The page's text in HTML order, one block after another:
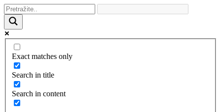
Exact matches only
Search in title
Search in content